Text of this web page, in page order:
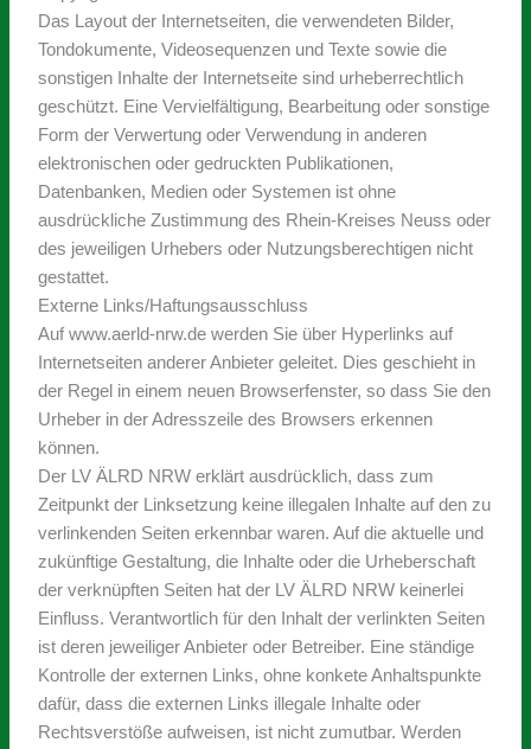
Das Layout der Internetseiten, die verwendeten Bilder,
Tondokumente, Videosequenzen und Texte sowie die
sonstigen Inhalte der Internetseite sind urheberrechtlich
geschützt. Eine Vervielfältigung, Bearbeitung oder sonstige
Form der Verwertung oder Verwendung in anderen
elektronischen oder gedruckten Publikationen,
Datenbanken, Medien oder Systemen ist ohne
ausdrückliche Zustimmung des Rhein-Kreises Neuss oder
des jeweiligen Urhebers oder Nutzungsberechtigen nicht
gestattet.
Externe Links/Haftungsausschluss
Auf www.aerld-nrw.de werden Sie über Hyperlinks auf
Internetseiten anderer Anbieter geleitet. Dies geschieht in
der Regel in einem neuen Browserfenster, so dass Sie den
Urheber in der Adresszeile des Browsers erkennen
können.
Der LV ÄLRD NRW erklärt ausdrücklich, dass zum
Zeitpunkt der Linksetzung keine illegalen Inhalte auf den zu
verlinkenden Seiten erkennbar waren. Auf die aktuelle und
zukünftige Gestaltung, die Inhalte oder die Urheberschaft
der verknüpften Seiten hat der LV ÄLRD NRW keinerlei
Einfluss. Verantwortlich für den Inhalt der verlinkten Seiten
ist deren jeweiliger Anbieter oder Betreiber. Eine ständige
Kontrolle der externen Links, ohne konkete Anhaltspunkte
dafür, dass die externen Links illegale Inhalte oder
Rechtsverstöße aufweisen, ist nicht zumutbar. Werden